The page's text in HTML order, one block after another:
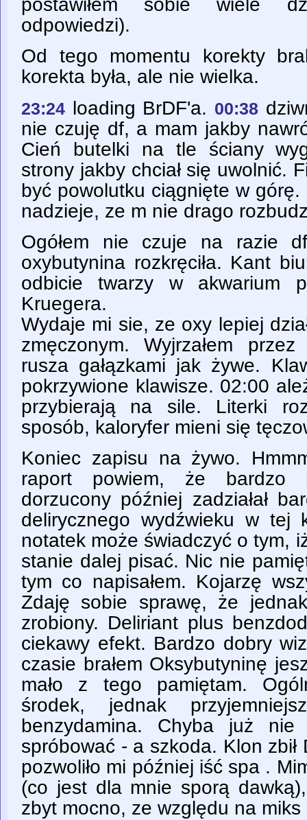
postawiłem sobie wiele
odpowiedzi).
Od tego momentu korekty
korekta była, ale nie wielka.
23:24 loading BrDF'a. 00:38
nie czuję df, a mam jakby
Cień butelki na tle ściany
strony jakby chciał się uwolnić.
być powolutku ciągnięte w
nadzieje, ze m nie drago
Ogółem nie czuje na razie
oxybutynina rozkręciła. Kant
odbicie twarzy w akwarium
Kruegera.
Wydaje mi sie, ze oxy lepiej
zmęczonym. Wyjrzałem
rusza gałązkami jak żywe.
pokrzywione klawisze. 02:00
przybierają na sile. Literki
sposób, kaloryfer mieni się
Koniec zapisu na żywo.
raport powiem, że bardzo
dorzucony później zadziałał
delirycznego wydźwieku w tej
notatek może świadczyć o tym,
stanie dalej pisać. Nic nie
tym co napisałem. Kojarzę
Zdaję sobie sprawę, że
zrobiony. Deliriant plus
ciekawy efekt. Bardzo dobry
czasie brałem Oksybutyninę
mało z tego pamiętam.
środek, jednak
benzydamina. Chyba już
spróbować - a szkoda. Klon
pozwoliło mi później iść spa .
(co jest dla mnie sporą
zbyt mocno, ze względu na